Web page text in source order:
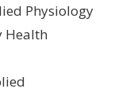
Physiology
Health